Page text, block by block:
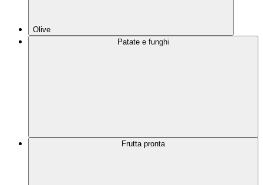
Olive
Patate e funghi
Frutta pronta